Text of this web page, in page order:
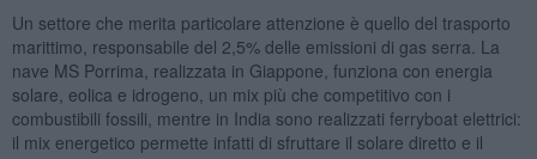
Un settore che merita particolare attenzione è quello del trasporto
marittimo, responsabile del 2,5% delle emissioni di gas serra. La
nave MS Porrima, realizzata in Giappone, funziona con energia
solare, eolica e idrogeno, un mix più che competitivo con i
combustibili fossili, mentre in India sono realizzati ferryboat elettrici:
il mix energetico permette infatti di sfruttare il solare diretto e il